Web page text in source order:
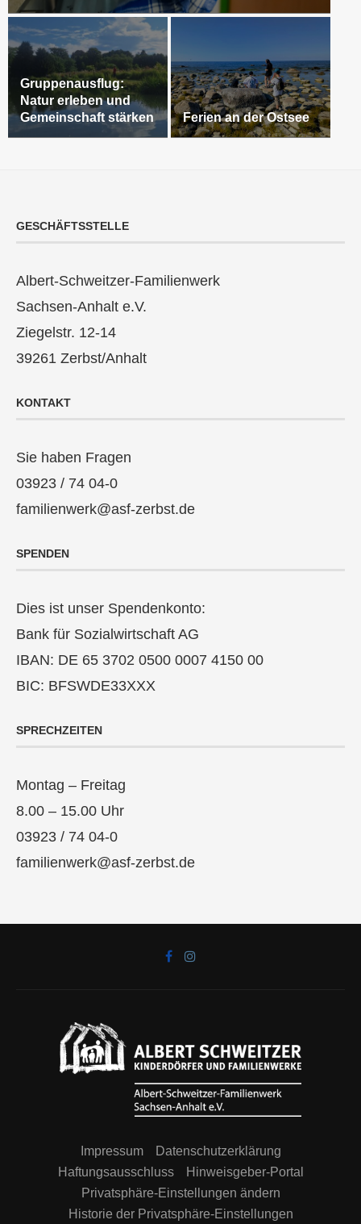
Gruppenausflug:
Natur erleben und
Gemeinschaft stärken
Ferien an der Ostsee
GESCHÄFTSSTELLE
Albert-Schweitzer-Familienwerk
Sachsen-Anhalt e.V.
Ziegelstr. 12-14
39261 Zerbst/Anhalt
KONTAKT
Sie haben Fragen
03923 / 74 04-0
familienwerk@asf-zerbst.de
SPENDEN
Dies ist unser Spendenkonto:
Bank für Sozialwirtschaft AG
IBAN: DE 65 3702 0500 0007 4150 00
BIC: BFSWDE33XXX
SPRECHZEITEN
Montag – Freitag
8.00 – 15.00 Uhr
03923 / 74 04-0
familienwerk@asf-zerbst.de
Impressum
Datenschutzerklärung
Haftungsausschluss
Hinweisgeber-Portal
Privatsphäre-Einstellungen ändern
Historie der Privatsphäre-Einstellungen